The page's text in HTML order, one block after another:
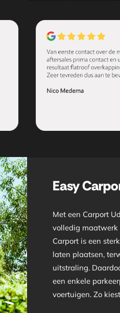
Easy
Met een Carport
volledig maatwerk
Carport is een
laten plaatsen,
uitstraling.
een enkele
voertuigen. Zo